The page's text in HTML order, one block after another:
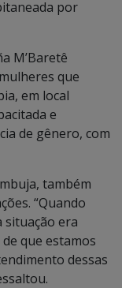
por
M’Baretê
que
em local
e
de gênero, com
também
“Quando
situação era
que estamos
dessas